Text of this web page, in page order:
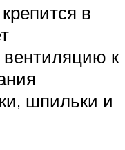
в
вентиляцию к
шпильки и